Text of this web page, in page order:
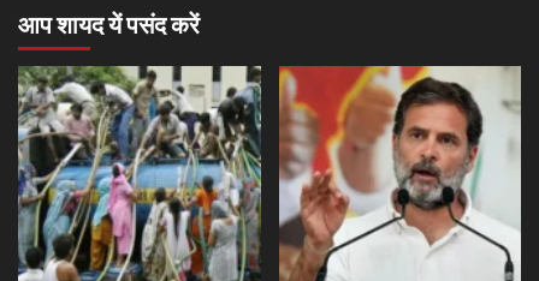
आप शायद यें पसंद करें